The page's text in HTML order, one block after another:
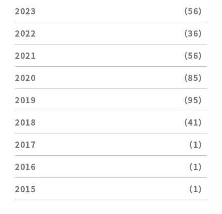
2023
（56）
2022
（36）
2021
（56）
2020
（85）
2019
（95）
2018
（41）
2017
（1）
2016
（1）
2015
（1）